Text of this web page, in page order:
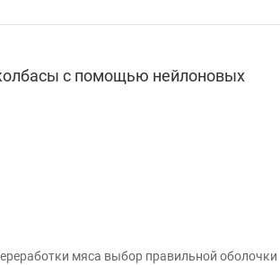
с помощью нейлоновых
мяса выбор правильной оболочки